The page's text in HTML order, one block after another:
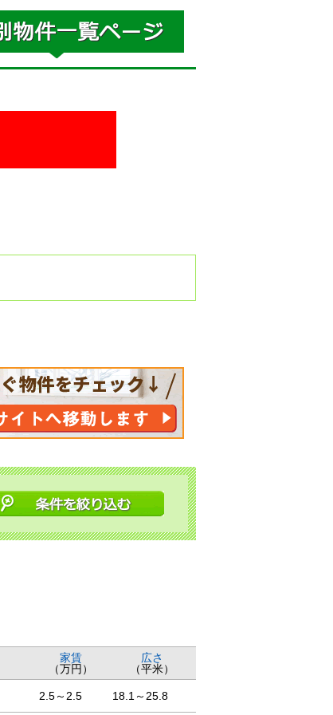
家賃
（万円）
広さ
（平米）
2.5～2.5 18.1～25.8